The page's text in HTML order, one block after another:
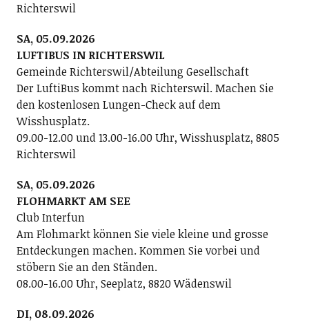
Richterswil
SA, 05.09.2026
LUFTIBUS IN RICHTERSWIL
Gemeinde Richterswil/Abteilung Gesellschaft
Der LuftiBus kommt nach Richterswil. Machen Sie
den kostenlosen Lungen-Check auf dem
Wisshusplatz.
09.00-12.00 und 13.00-16.00 Uhr, Wisshusplatz, 8805
Richterswil
SA, 05.09.2026
FLOHMARKT AM SEE
Club Interfun
Am Flohmarkt können Sie viele kleine und grosse
Entdeckungen machen. Kommen Sie vorbei und
stöbern Sie an den Ständen.
08.00-16.00 Uhr, Seeplatz, 8820 Wädenswil
DI, 08.09.2026